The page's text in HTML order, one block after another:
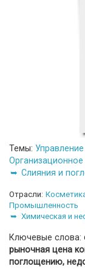
Темы:
Организационное
Слияния и
Отрасли:
Промышленность
Химическая и
Ключевые слова:
рыночная цена
поглощению,